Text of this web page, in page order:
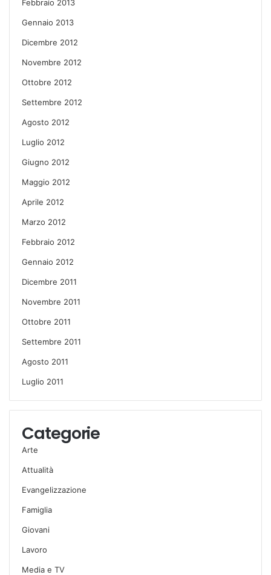
Febbraio 2013
Gennaio 2013
Dicembre 2012
Novembre 2012
Ottobre 2012
Settembre 2012
Agosto 2012
Luglio 2012
Giugno 2012
Maggio 2012
Aprile 2012
Marzo 2012
Febbraio 2012
Gennaio 2012
Dicembre 2011
Novembre 2011
Ottobre 2011
Settembre 2011
Agosto 2011
Luglio 2011
Categorie
Arte
Attualità
Evangelizzazione
Famiglia
Giovani
Lavoro
Media e TV